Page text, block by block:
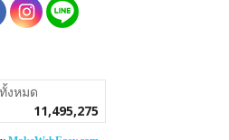
นนี้
MakeWebEasy.com